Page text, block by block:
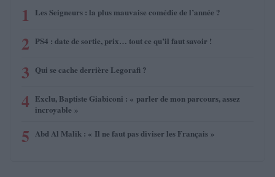
1 Les Seigneurs : la plus mauvaise comédie de l’année ?
2 PS4 : date de sortie, prix… tout ce qu’il faut savoir !
3 Qui se cache derrière Legorafi ?
4 Exclu, Baptiste Giabiconi : « parler de mon parcours, assez
incroyable »
5 Abd Al Malik : « Il ne faut pas diviser les Français »